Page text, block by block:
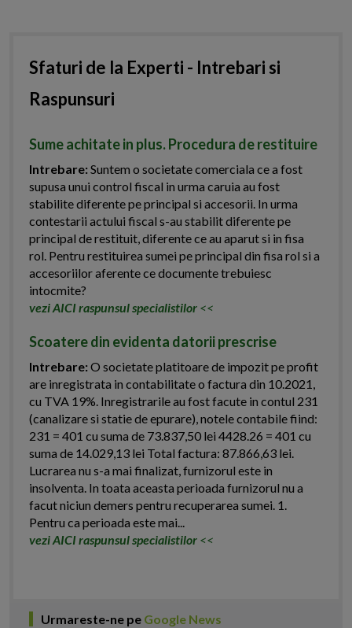
Sfaturi de la Experti - Intrebari si
Raspunsuri
Sume achitate in plus. Procedura de restituire
Intrebare:Suntem o societate comerciala ce a fost
supusa unui control fiscal in urma caruia au fost
stabilite diferente pe principal si accesorii. In urma
contestarii actului fiscal s-au stabilit diferente pe
principal de restituit, diferente ce au aparut si in fisa
rol. Pentru restituirea sumei pe principal din fisa rol si a
accesoriilor aferente ce documente trebuiesc
intocmite?
vezi AICI raspunsul specialistilor <<
Scoatere din evidenta datorii prescrise
Intrebare:O societate platitoare de impozit pe profit
are inregistrata in contabilitate o factura din 10.2021,
cu TVA 19%. Inregistrarile au fost facute in contul 231
(canalizare si statie de epurare), notele contabile fiind:
231 = 401 cu suma de 73.837,50 lei 4428.26 = 401 cu
suma de 14.029,13 lei Total factura: 87.866,63 lei.
Lucrarea nu s-a mai finalizat, furnizorul este in
insolventa. In toata aceasta perioada furnizorul nu a
facut niciun demers pentru recuperarea sumei. 1.
Pentru ca perioada este mai...
vezi AICI raspunsul specialistilor <<
Urmareste-ne pe Google News